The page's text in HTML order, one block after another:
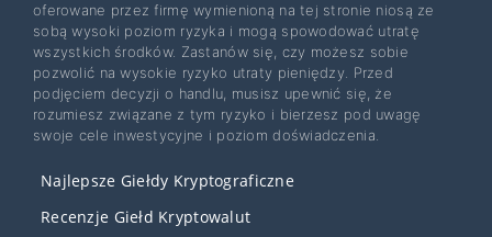
oferowane przez firmę wymienioną na tej stronie niosą ze
sobą wysoki poziom ryzyka i mogą spowodować utratę
wszystkich środków. Zastanów się, czy możesz sobie
pozwolić na wysokie ryzyko utraty pieniędzy. Przed
podjęciem decyzji o handlu, musisz upewnić się, że
rozumiesz związane z tym ryzyko i bierzesz pod uwagę
swoje cele inwestycyjne i poziom doświadczenia.
Najlepsze Giełdy Kryptograficzne
Recenzje Giełd Kryptowalut